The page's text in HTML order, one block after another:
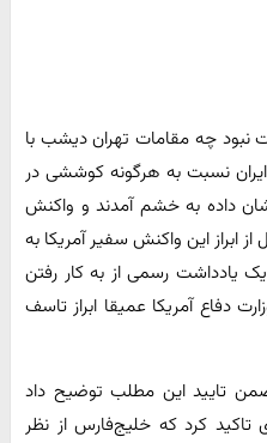
نبود چه مقامات تهران دیشب با
نسبت به هرگونه کوششی در
داده به خشم آمدند و واکنش
ابراز این واکنش سفیر آمریکا به
یادداشت رسمی از به کار رفتن
دفاع آمریکا عمیقا ابراز تاسف
تایید این مطلب توضیح داد
تاکید کرد که خلیج‌فارس از نظر